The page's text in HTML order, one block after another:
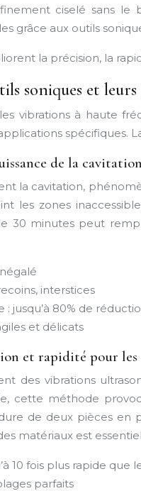
ciselé sans le
grâce aux outils
la précision, la
soniques et
vibrations à haute
spécifiques.
de la cavitation
la cavitation,
les zones
30 minutes peut
interstices
: jusqu’à 80% de
et délicats
et rapidité pour les
des vibrations
cette méthode
de deux pièces en
matériaux est
10 fois plus rapide
parfaits